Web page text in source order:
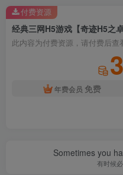
此内容为付费资源，请付费后查
年费会员 免费
付费资源
Sometimes you
有时候